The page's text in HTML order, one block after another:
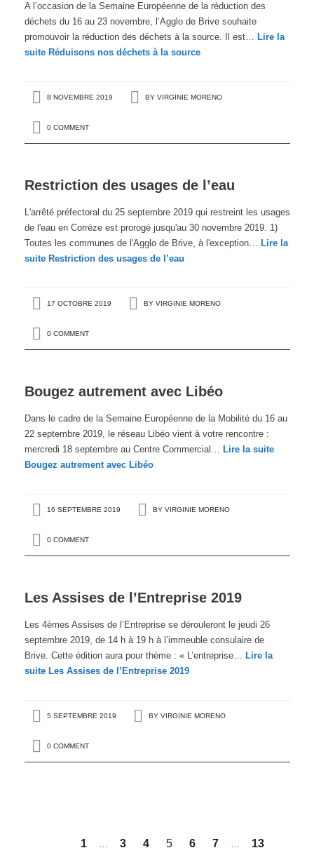
A l’occasion de la Semaine Européenne de la réduction des
déchets du 16 au 23 novembre, l’Agglo de Brive souhaite
promouvoir la réduction des déchets à la source. Il est… Lire la
suiteRéduisons nos déchets à la source
8 NOVEMBRE 2019 BY VIRGINIE MORENO
0 COMMENT
Restriction des usages de l’eau
L'arrêté préfectoral du 25 septembre 2019 qui restreint les usages
de l'eau en Corrèze est prorogé jusqu'au 30 novembre 2019. 1)
Toutes les communes de l'Agglo de Brive, à l'exception… Lire la
suiteRestriction des usages de l’eau
17 OCTOBRE 2019 BY VIRGINIE MORENO
0 COMMENT
Bougez autrement avec Libéo
Dans le cadre de la Semaine Européenne de la Mobilité du 16 au
22 septembre 2019, le réseau Libéo vient à votre rencontre :
mercredi 18 septembre au Centre Commercial… Lire la suite
Bougez autrement avec Libéo
16 SEPTEMBRE 2019 BY VIRGINIE MORENO
0 COMMENT
Les Assises de l’Entreprise 2019
Les 4èmes Assises de l’Entreprise se dérouleront le jeudi 26
septembre 2019, de 14 h à 19 h à l’immeuble consulaire de
Brive. Cette édition aura pour thème : « L’entreprise… Lire la
suiteLes Assises de l’Entreprise 2019
5 SEPTEMBRE 2019 BY VIRGINIE MORENO
0 COMMENT
1 … 3 4 5 6 7 … 13